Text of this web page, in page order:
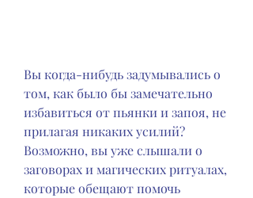
Вы когда-нибудь задумывались о
том, как было бы замечательно
избавиться от пьянки и запоя, не
прилагая никаких усилий?
Возможно, вы уже слышали о
заговорах и магических ритуалах,
которые обещают помочь